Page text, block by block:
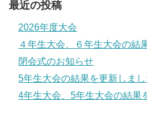
最近の投稿
2026年度大会
４年生大会、６年生大会の結
閉会式のお知らせ
5年生大会の結果を更新しまし
4年生大会、5年生大会の結果